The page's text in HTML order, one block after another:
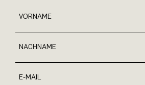
VORNAME
NACHNAME
E-MAIL